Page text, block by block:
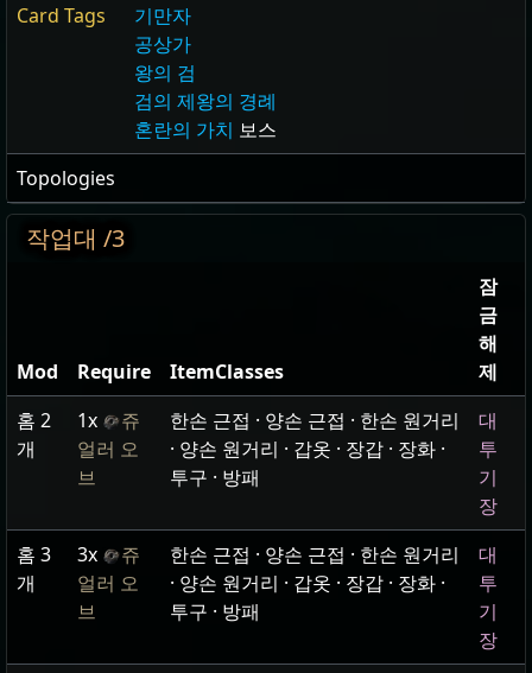
Card Tags
기만자
공상가
왕의 검
검의 제왕의 경례
혼란의 가치 보스
Topologies
작업대 /3
Mod Require ItemClasses
잠
금
해
제
홈 2
개
1x
쥬
얼러 오
브
한손 근접 · 양손 근접 · 한손 원거리
· 양손 원거리 · 갑옷 · 장갑 · 장화 ·
투구 · 방패
대
투
기
장
홈 3
개
3x
쥬
얼러 오
브
한손 근접 · 양손 근접 · 한손 원거리
· 양손 원거리 · 갑옷 · 장갑 · 장화 ·
투구 · 방패
대
투
기
장